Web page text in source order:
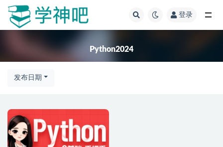
登录
Python2024
发布日期